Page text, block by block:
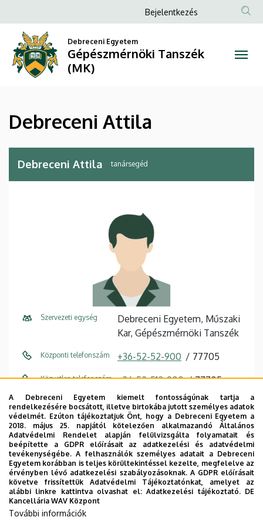
Attila
Gépészmérnöki
Tanszék
(MK)
a
tartalomra
Anonim
fiók
menüje
Bejelentkezés
Debreceni Egyetem
Gépészmérnöki Tanszék
(MK)
Debreceni Attila
Debreceni Attila tanársegéd
Szervezeti egység
Debreceni Egyetem, Műszaki
Kar, Gépészmérnöki Tanszék
Központi telefonszám +36-52-52-900 77705
Közvetlen telefonszám +36-52-512-900 77705
E-mail cím
debreceni.attila@eng.unideb.h
u
Cím 4028 Debrecen Ótemető u. 2.
Épület Műszaki Kar "A" épület
Emelet, ajtó V.0.13.
Weboldal
A Debreceni Egyetem kiemelt fontosságúnak tartja a
rendelkezésére bocsátott, illetve birtokába jutott személyes adatok
védelmét. Ezúton tájékoztatjuk Önt, hogy a Debreceni Egyetem a
2018. május 25. napjától kötelezően alkalmazandó Általános
Adatvédelmi Rendelet alapján felülvizsgálta folyamatait és
beépítette a GDPR előírásait az adatkezelési és adatvédelmi
tevékenységébe. A felhasználók személyes adatait a Debreceni
Egyetem korábban is teljes körültekintéssel kezelte, megfelelve az
érvényben lévő adatkezelési szabályozásoknak. A GDPR előírásait
követve frissítettük Adatvédelmi Tájékoztatónkat, amelyet az
alábbi linkre kattintva olvashat el:Adatkezelési tájékoztató. DE
Kancellária WAV Központ
További információk